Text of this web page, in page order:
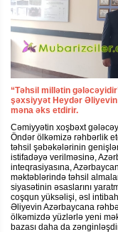
“Təhsil millətin
şəxsiyyət Heydər Əliyevin
məna əks etdirir.
Cəmiyyətin xoşbəxt
Öndər ölkəmizə rəhbərlik
təhsil şəbəkələrinin
istifadəyə verilməsinə,
inteqrasiyasına,
məktəblərində təhsil
siyasətinin əsaslarını
coşqun yüksəlişi, əsl
Əliyevin Azərbaycana
ölkəmizdə yüzlərlə yeni
bazası daha da